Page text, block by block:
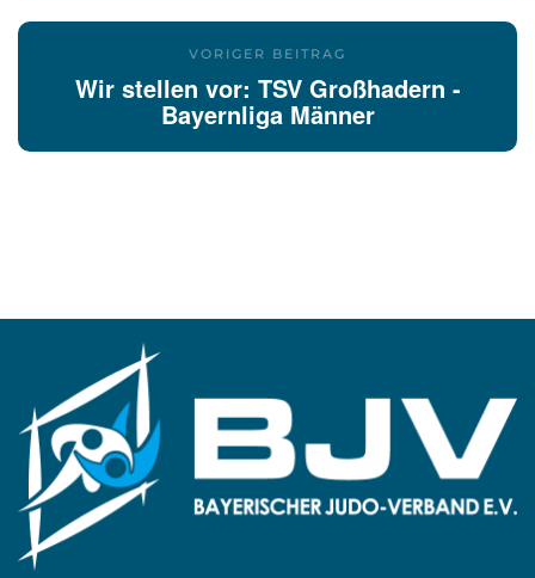
VORIGER BEITRAG
Wir stellen vor: TSV Großhadern -
Bayernliga Männer